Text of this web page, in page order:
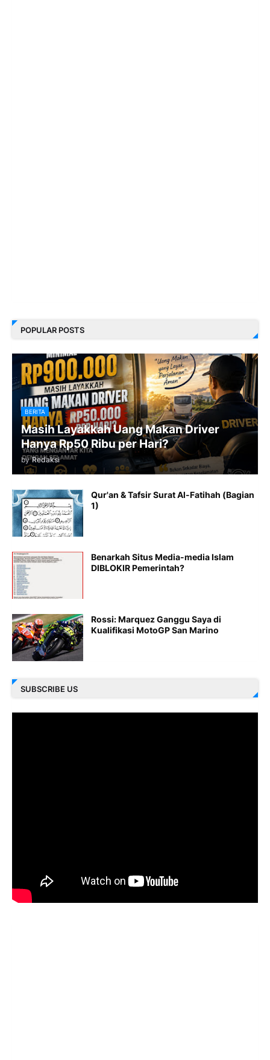
POPULAR POSTS
BERITA
Masih Layakkah Uang Makan Driver
Hanya Rp50 Ribu per Hari?
by Redaksi
Qur'an & Tafsir Surat Al-Fatihah (Bagian
1)
Benarkah Situs Media-media Islam
DIBLOKIR Pemerintah?
Rossi: Marquez Ganggu Saya di
Kualifikasi MotoGP San Marino
SUBSCRIBE US